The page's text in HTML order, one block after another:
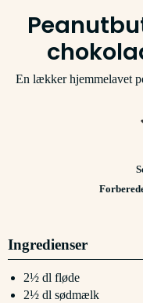
En lækker hjemmelavet
Ingredienser
2½ dl fløde
2½ dl sødmælk